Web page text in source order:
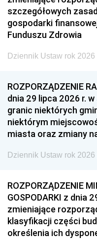
szczegółowych
gospodarki
Funduszu Zdrowia
Dziennik Ustaw rok 2026
ROZPORZĄDZENIE
dnia 29 lipca 2026 r.
granic niektórych
niektórym
miasta oraz zmiany
Dziennik Ustaw rok 2026
ROZPORZĄDZENIE
GOSPODARKI z dnia
zmieniające
klasyfikacji części
określenia ich